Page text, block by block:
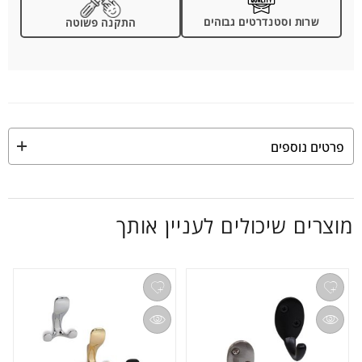
שרות וסטנדרטים גבוהים התקנה פשוטה
פרטים נוספים
מוצרים שיכולים לעניין אותך